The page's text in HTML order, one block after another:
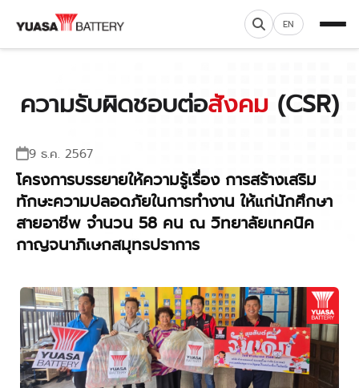
EN
ความรับผิดชอบต่อสังคม (CSR)
9 ธ.ค. 2567
โครงการบรรยายให้ความรู้เรื่อง การสร้างเสริม
ทักษะความปลอดภัยในการทำงาน ให้แก่นักศึกษา
สายอาชีพ จำนวน 58 คน ณ วิทยาลัยเทคนิค
กาญจนาภิเษกสมุทรปราการ